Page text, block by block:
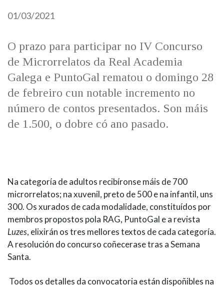
BAZÁN
60 ANOS DLG
PRIMAVERA DAS LETRAS
PORTAL DAS PALABRAS
01/03/2021
O prazo para participar no IV Concurso
de Microrrelatos da Real Academia
Galega e PuntoGal rematou o domingo 28
de febreiro cun notable incremento no
número de contos presentados. Son máis
de 1.500, o dobre có ano pasado.
Na categoría de adultos recibíronse máis de 700
microrrelatos; na xuvenil, preto de 500 e na infantil, uns
300. Os xurados de cada modalidade, constituídos por
membros propostos pola RAG, PuntoGal e a revista
Luzes, elixirán os tres mellores textos de cada categoría.
A resolución do concurso coñecerase tras a Semana
Santa.
Todos os detalles da convocatoria están dispoñibles na